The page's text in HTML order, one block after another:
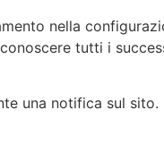
nella
tutti i
una notifica sul sito.